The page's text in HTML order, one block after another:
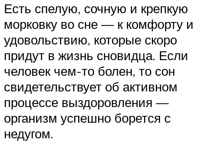
Есть спелую, сочную и крепкую
морковку во сне — к комфорту и
удовольствию, которые скоро
придут в жизнь сновидца. Если
человек чем-то болен, то сон
свидетельствует об активном
процессе выздоровления —
организм успешно борется с
недугом.